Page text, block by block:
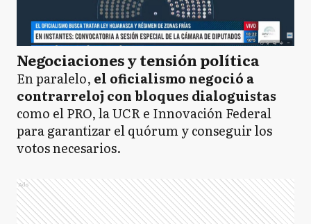
Negociaciones y tensión política
En paralelo, el oficialismo negoció a
contrarreloj con bloques dialoguistas
como el PRO, la UCR e Innovación Federal
para garantizar el quórum y conseguir los
votos necesarios.
Ads